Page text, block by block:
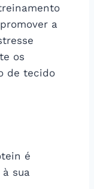
a
os
de tecido
é
sua